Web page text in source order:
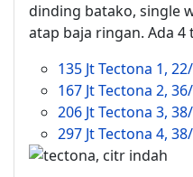
dinding batako, single
atap baja ringan. Ada
135 Jt Tectona 1,
167 Jt Tectona 2,
206 Jt Tectona 3,
297 Jt Tectona 4,